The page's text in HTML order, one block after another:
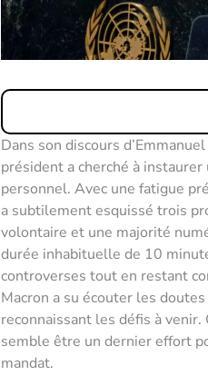
Dans son discours
président a cherché à
personnel. Avec une fatigue
a subtilement esquissé trois
volontaire et une majorité
durée inhabituelle de 10
controverses tout en restant
Macron a su écouter les
reconnaissant les défis à
semble être un dernier effort
mandat.